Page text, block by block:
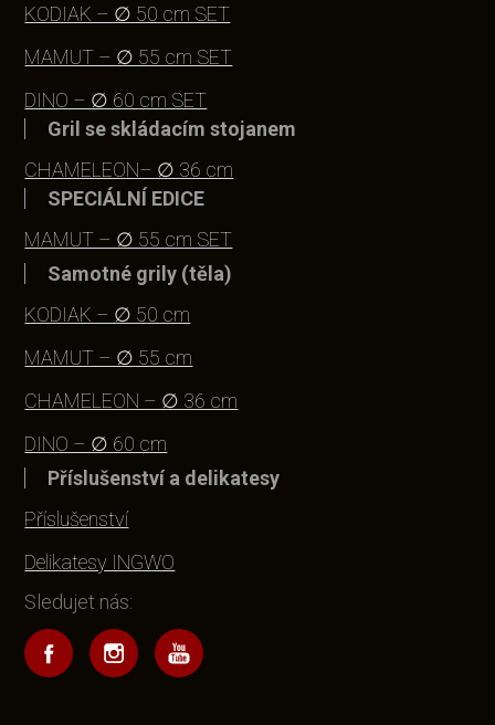
KODIAK – ∅ 50 cm SET
MAMUT – ∅ 55 cm SET
DINO – ∅ 60 cm SET
Gril se skládacím stojanem
CHAMELEON– ∅ 36 cm
SPECIÁLNÍ EDICE
MAMUT – ∅ 55 cm SET
Samotné grily (těla)
KODIAK – ∅ 50 cm
MAMUT – ∅ 55 cm
CHAMELEON – ∅ 36 cm
DINO – ∅ 60 cm
Příslušenství a delikatesy
Příslušenství
Delikatesy INGWO
Sledujet nás: